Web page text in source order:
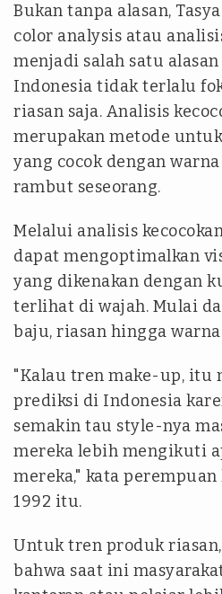
Bukan tanpa alasan,
color analysis atau
menjadi salah satu
Indonesia tidak terlalu
riasan saja. Analisis
merupakan metode
yang cocok dengan
rambut seseorang.
Melalui analisis
dapat mengoptimalkan
yang dikenakan dengan
terlihat di wajah. Mulai
baju, riasan hingga
"Kalau tren make-up, itu
prediksi di Indonesia
semakin tau style-nya
mereka lebih mengikuti
mereka," kata
1992 itu.
Untuk tren produk
bahwa saat ini